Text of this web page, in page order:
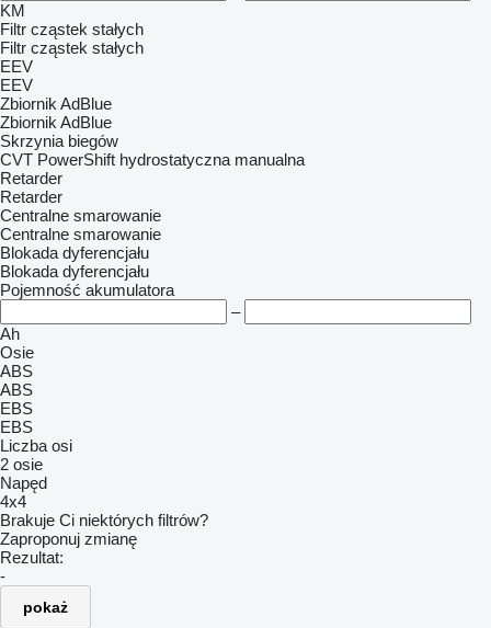
KM
Filtr cząstek stałych
Filtr cząstek stałych
EEV
EEV
Zbiornik AdBlue
Zbiornik AdBlue
Skrzynia biegów
CVT PowerShift hydrostatyczna manualna
Retarder
Retarder
Centralne smarowanie
Centralne smarowanie
Blokada dyferencjału
Blokada dyferencjału
Pojemność akumulatora
–
Ah
Osie
ABS
ABS
EBS
EBS
Liczba osi
2 osie
Napęd
4x4
Brakuje Ci niektórych filtrów?
Zaproponuj zmianę
Rezultat:
-
pokaż